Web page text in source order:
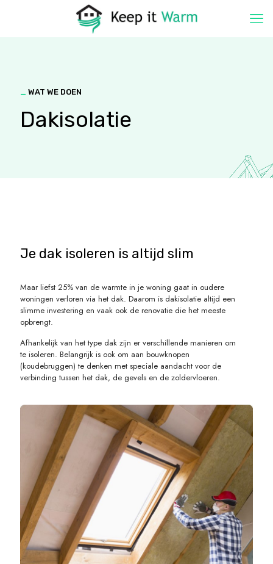
_ WAT WE DOEN
Dakisolatie
Je dak isoleren is altijd slim
Maar liefst 25% van de warmte in je woning gaat in oudere
woningen verloren via het dak. Daarom is dakisolatie altijd een
slimme investering en vaak ook de renovatie die het meeste
opbrengt.
Afhankelijk van het type dak zijn er verschillende manieren om
te isoleren. Belangrijk is ook om aan bouwknopen
(koudebruggen) te denken met speciale aandacht voor de
verbinding tussen het dak, de gevels en de zoldervloeren.